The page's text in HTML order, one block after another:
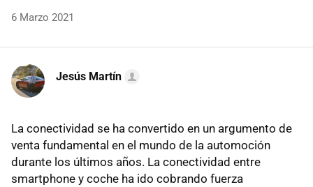
6 Marzo 2021
Jesús Martín
La conectividad se ha convertido en un argumento de
venta fundamental en el mundo de la automoción
durante los últimos años. La conectividad entre
smartphone y coche ha ido cobrando fuerza